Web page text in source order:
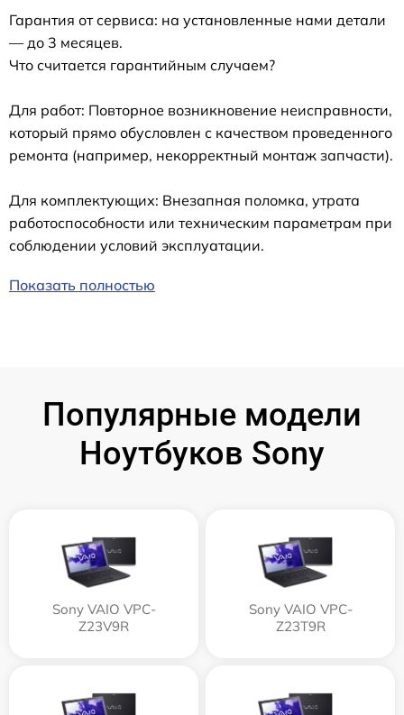
Гарантия от сервиса: на установленные нами детали
— до 3 месяцев.
Что считается гарантийным случаем?
Для работ: Повторное возникновение неисправности,
который прямо обусловлен с качеством проведенного
ремонта (например, некорректный монтаж запчасти).
Для комплектующих: Внезапная поломка, утрата
работоспособности или техническим параметрам при
соблюдении условий эксплуатации.
Показать полностью
Популярные модели
Ноутбуков Sony
Sony VAIO VPC-
Z23V9R
Sony VAIO VPC-
Z23T9R